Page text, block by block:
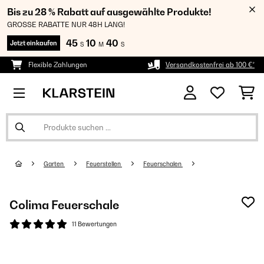
Bis zu 28 % Rabatt auf ausgewählte Produkte!
GROSSE RABATTE NUR 48H LANG!
Jetzt einkaufen 45 S 10 M 40 S
Flexible Zahlungen Versandkostenfrei ab 100 €*
Garten Feuerstellen Feuerschalen
Colima Feuerschale
11 Bewertungen